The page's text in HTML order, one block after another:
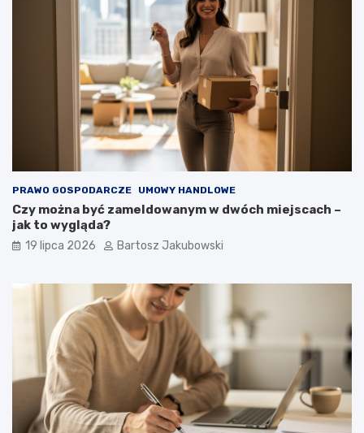
PRAWO GOSPODARCZE UMOWY HANDLOWE
Czy można być zameldowanym w dwóch miejscach –
jak to wygląda?
19 lipca 2026 Bartosz Jakubowski